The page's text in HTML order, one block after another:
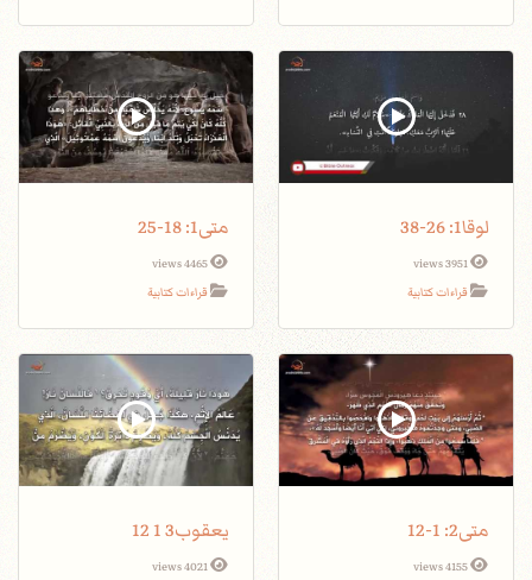
لوقا1: 26-38
3951 views
قراءات كتابية
متى1: 18-25
4465 views
قراءات كتابية
متى2: 1-12
4155 views
يعقوب3 1 12
4021 views